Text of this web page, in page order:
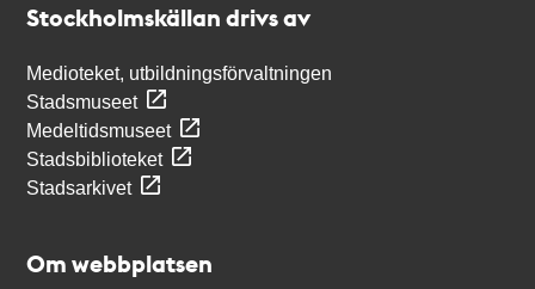
Stockholmskällan drivs av
Medioteket, utbildningsförvaltningen
Stadsmuseet
Medeltidsmuseet
Stadsbiblioteket
Stadsarkivet
Om webbplatsen